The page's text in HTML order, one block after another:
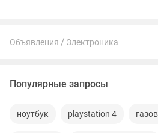
Объявления Электроника
Популярные запросы
ноутбук playstation 4